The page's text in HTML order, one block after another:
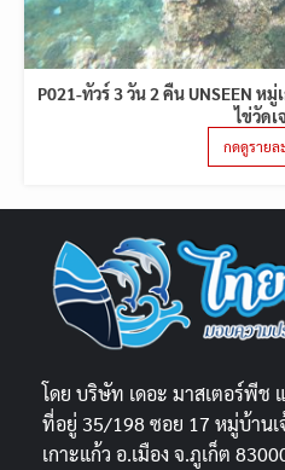
P021-ทัวร์ 3 วัน 2 คืน UNSEEN
ไข่วัดเ
กดดูรายล
โดย บริษัท เดอะ มาสเตอร์พีช
ที่อยู่ 35/198 ซอย 17 หมู่บ้านเ
เกาะแก้ว อ.เมือง จ.ภูเก็ต